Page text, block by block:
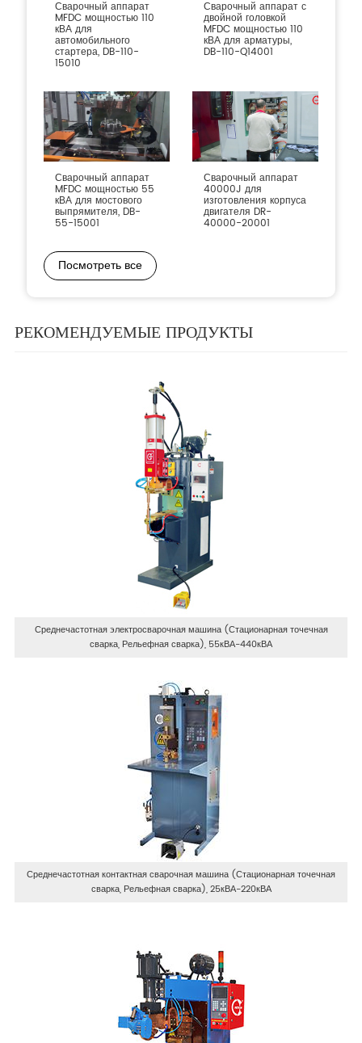
Сварочный аппарат
MFDC мощностью 110
кВА для
автомобильного
стартера, DB-110-
15010
Сварочный аппарат с
двойной головкой
MFDC мощностью 110
кВА для арматуры,
DB-110-Q14001
Сварочный аппарат
MFDC мощностью 55
кВА для мостового
выпрямителя, DB-
55-15001
Сварочный аппарат
40000J для
изготовления корпуса
двигателя DR-
40000-20001
Посмотреть все
РЕКОМЕНДУЕМЫЕ ПРОДУКТЫ
Среднечастотная электросварочная машина (Стационарная точечная
сварка, Рельефная сварка), 55кВА-440кВА
Среднечастотная контактная сварочная машина (Стационарная точечная
сварка, Рельефная сварка), 25кВА-220кВА